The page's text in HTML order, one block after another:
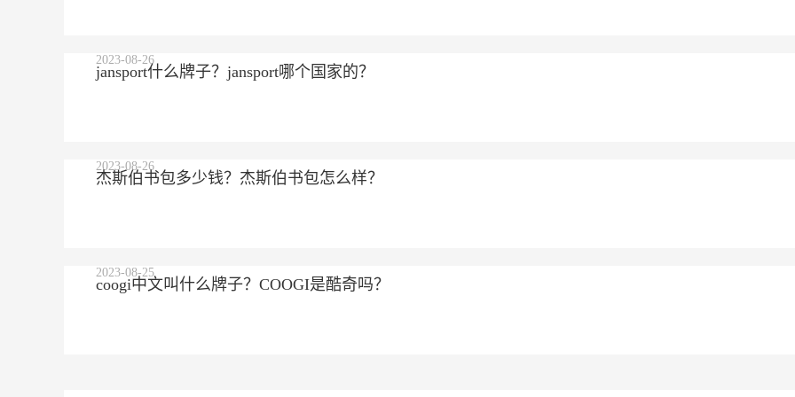
jansport什么牌子？jansport哪个国家的？
2023-08-26
杰斯伯书包多少钱？杰斯伯书包怎么样？
2023-08-26
coogi中文叫什么牌子？COOGI是酷奇吗？
2023-08-25